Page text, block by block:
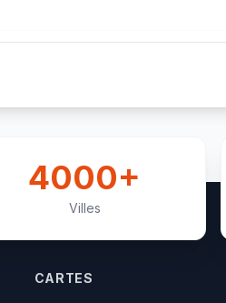
4000+
Villes
CARTES